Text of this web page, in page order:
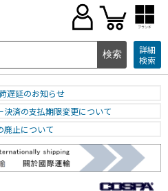
ブランド
詳細
検索
遅延のお知らせ
決済の支払期限変更について
廃止について